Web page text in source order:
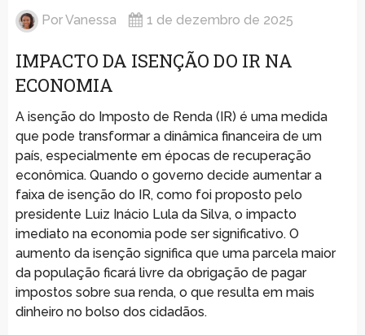
PorVanessa 1 de dezembro de 2025
IMPACTO DA ISENÇÃO DO IR NA
ECONOMIA
A isenção do Imposto de Renda (IR) é uma medida
que pode transformar a dinâmica financeira de um
país, especialmente em épocas de recuperação
econômica. Quando o governo decide aumentar a
faixa de isenção do IR, como foi proposto pelo
presidente Luiz Inácio Lula da Silva, o impacto
imediato na economia pode ser significativo. O
aumento da isenção significa que uma parcela maior
da população ficará livre da obrigação de pagar
impostos sobre sua renda, o que resulta em mais
dinheiro no bolso dos cidadãos.